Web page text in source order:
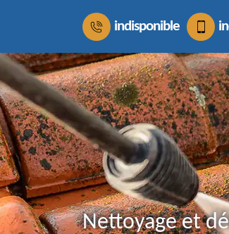
indisponible
Nettoyage et